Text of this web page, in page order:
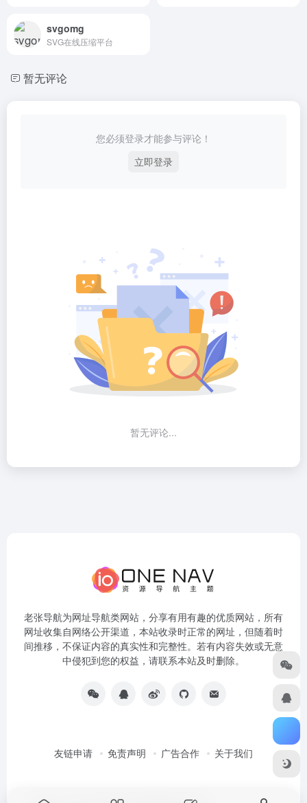
svgomg
SVG在线压缩平台
暂无评论
您必须登录才能参与评论！
立即登录
暂无评论...
老张导航为网址导航类网站，分享有用有趣的优质网站，所有
网址收集自网络公开渠道，本站收录时正常的网址，但随着时
间推移，不保证内容的真实性和完整性。若有内容失效或无意
中侵犯到您的权益，请联系本站及时删除。
友链申请 免责声明 广告合作 关于我们